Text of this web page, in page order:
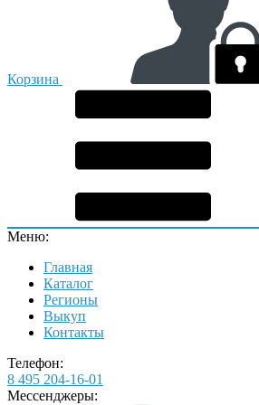
Корзина
Меню:
Главная
Каталог
Регионы
Выкуп
Контакты
Телефон:
8 495 204-16-01
Мессенджеры: